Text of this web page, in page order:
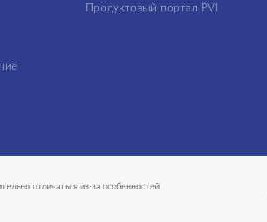
Продуктовый портал PVI
отличаться из-за особенностей